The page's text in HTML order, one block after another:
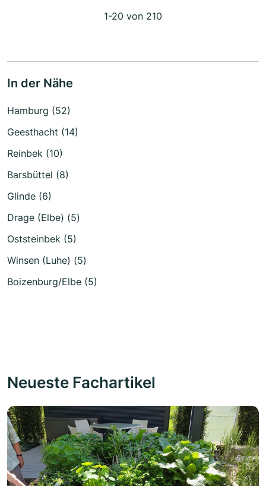
1-20 von 210
In der Nähe
Hamburg (52)
Geesthacht (14)
Reinbek (10)
Barsbüttel (8)
Glinde (6)
Drage (Elbe) (5)
Oststeinbek (5)
Winsen (Luhe) (5)
Boizenburg/Elbe (5)
Neueste Fachartikel